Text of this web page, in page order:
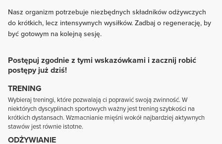
Nasz organizm potrzebuje niezbędnych składników odżywczych
do krótkich, lecz intensywnych wysiłków. Zadbaj o regenerację, by
być gotowym na kolejną sesję.
Postępuj zgodnie z tymi wskazówkami i zacznij robić
postępy już dziś!
TRENING
Wybieraj treningi, które pozwalają ci poprawić swoją zwinność. W
niektórych dyscyplinach sportowych ważny jest trening szybkości na
krótkich dystansach. Wzmacnianie mięśni wokół najbardziej aktywnych
stawów jest równie istotne.
ODŻYWIANIE